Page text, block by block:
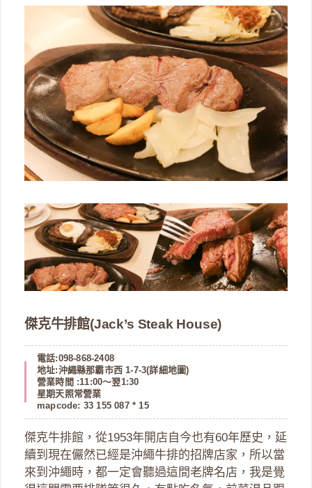
傑克牛排館(Jack’s Steak House)
電話:098-868-2408
地址:沖繩縣那霸市西 1-7-3(詳細地圖)
營業時間 :11:00～翌1:30
星期天照常營業
mapcode: 33 155 087 * 15
傑克牛排館，從1953年開店自今也有60年歷史，延
續到現在儼然已經是沖繩牛排的招牌店家，所以當
來到沖繩時，都一定會聽過這間老牌名店，我是覺